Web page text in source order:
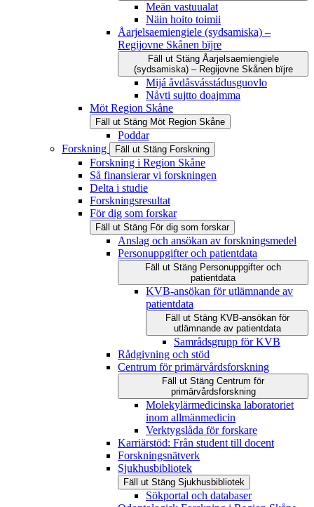
Meän vastuualat
Näin hoito toimii
Åarjelsaemiengiele (sydsamiska) –
Regijovne Skånen bïjre
Fäll ut Stäng Åarjelsaemiengiele
(sydsamiska) – Regijovne Skånen bïjre
Mijá åvdåsvásstádusguovlo
Nåvti sujtto doajmma
Möt Region Skåne
Fäll ut Stäng Möt Region Skåne
Poddar
Forskning
Fäll ut Stäng Forskning
Forskning i Region Skåne
Så finansierar vi forskningen
Delta i studie
Forskningsresultat
För dig som forskar
Fäll ut Stäng För dig som forskar
Anslag och ansökan av forskningsmedel
Personuppgifter och patientdata
Fäll ut Stäng Personuppgifter och
patientdata
KVB-ansökan för utlämnande av
patientdata
Fäll ut Stäng KVB-ansökan för
utlämnande av patientdata
Samrådsgrupp för KVB
Rådgivning och stöd
Centrum för primärvårdsforskning
Fäll ut Stäng Centrum för
primärvårdsforskning
Molekylärmedicinska laboratoriet
inom allmänmedicin
Verktygslåda för forskare
Karriärstöd: Från student till docent
Forskningsnätverk
Sjukhusbibliotek
Fäll ut Stäng Sjukhusbibliotek
Sökportal och databaser